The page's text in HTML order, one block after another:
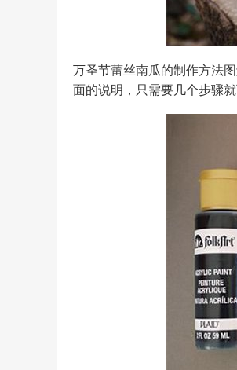
万圣节蕾丝南瓜的制作方法
面的说明，只需要几个步骤